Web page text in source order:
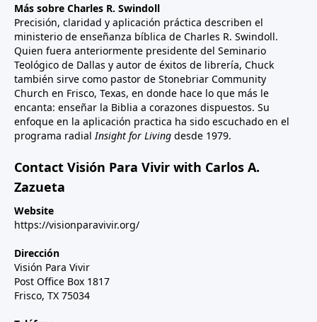
Más sobre Charles R. Swindoll
Precisión, claridad y aplicación práctica describen el
ministerio de enseñanza bíblica de Charles R. Swindoll.
Quien fuera anteriormente presidente del Seminario
Teológico de Dallas y autor de éxitos de librería, Chuck
también sirve como pastor de Stonebriar Community
Church en Frisco, Texas, en donde hace lo que más le
encanta: enseñar la Biblia a corazones dispuestos. Su
enfoque en la aplicación practica ha sido escuchado en el
programa radial Insight for Living desde 1979.
Contact Visión Para Vivir with Carlos A.
Zazueta
Website
https://visionparavivir.org/
Dirección
Visión Para Vivir
Post Office Box 1817
Frisco, TX 75034